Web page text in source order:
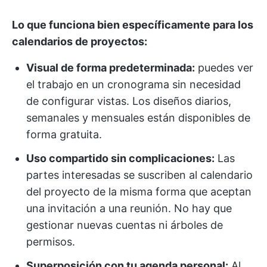
Lo que funciona bien específicamente para los
calendarios de proyectos:
Visual de forma predeterminada: puedes ver
el trabajo en un cronograma sin necesidad
de configurar vistas. Los diseños diarios,
semanales y mensuales están disponibles de
forma gratuita.
Uso compartido sin complicaciones: Las
partes interesadas se suscriben al calendario
del proyecto de la misma forma que aceptan
una invitación a una reunión. No hay que
gestionar nuevas cuentas ni árboles de
permisos.